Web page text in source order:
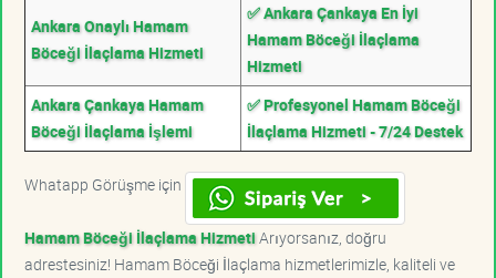
Ankara Onaylı Hamam
Böceği İlaçlama Hizmeti
✅ Ankara Çankaya En İyi
Hamam Böceği İlaçlama
Hizmeti
Ankara Çankaya Hamam
Böceği İlaçlama İşlemi
✅ Profesyonel Hamam Böceği
İlaçlama Hizmeti - 7/24 Destek
Whatapp Görüşme için
Hamam Böceği İlaçlama HizmetiArıyorsanız, doğru
adrestesiniz! Hamam Böceği İlaçlama hizmetlerimizle, kaliteli ve